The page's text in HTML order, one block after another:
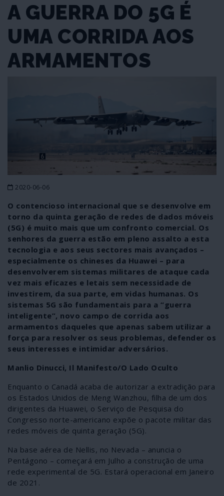
A GUERRA DO 5G É
UMA CORRIDA AOS
ARMAMENTOS
2020-06-06
O contencioso internacional que se desenvolve em
torno da quinta geração de redes de dados móveis
(5G) é muito mais que um confronto comercial. Os
senhores da guerra estão em pleno assalto a esta
tecnologia e aos seus sectores mais avançados –
especialmente os chineses da Huawei – para
desenvolverem sistemas militares de ataque cada
vez mais eficazes e letais sem necessidade de
investirem, da sua parte, em vidas humanas. Os
sistemas 5G são fundamentais para a “guerra
inteligente”, novo campo de corrida aos
armamentos daqueles que apenas sabem utilizar a
força para resolver os seus problemas, defender os
seus interesses e intimidar adversários.
Manlio Dinucci, Il Manifesto/O Lado Oculto
Enquanto o Canadá acaba de autorizar a extradição para
os Estados Unidos de Meng Wanzhou, filha de um dos
dirigentes da Huawei, o Serviço de Pesquisa do
Congresso norte-americano expõe o pacote militar das
redes móveis de quinta geração (5G).
Na base aérea de Nellis, no Nevada – anuncia o
Pentágono – começará em Julho a construção de uma
rede experimental de 5G. Estará operacional em Janeiro
de 2021.